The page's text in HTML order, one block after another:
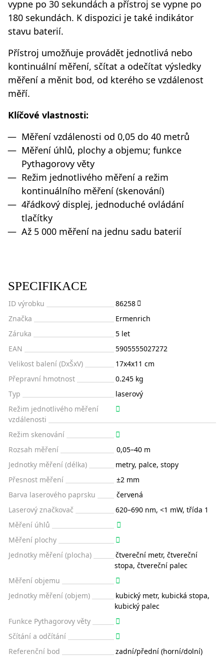
vypne po 30 sekundách a přístroj se vypne po
180 sekundách. K dispozici je také indikátor
stavu baterií.
Přístroj umožňuje provádět jednotlivá nebo
kontinuální měření, sčítat a odečítat výsledky
měření a měnit bod, od kterého se vzdálenost
měří.
Klíčové vlastnosti:
Měření vzdálenosti od 0,05 do 40 metrů
Měření úhlů, plochy a objemu; funkce
Pythagorovy věty
Režim jednotlivého měření a režim
kontinuálního měření (skenování)
4řádkový displej, jednoduché ovládání
tlačítky
Až 5 000 měření na jednu sadu baterií
SPECIFIKACE
ID výrobku
86258
Značka
Ermenrich
Záruka
5 let
EAN
5905555027272
Velikost balení (DxŠxV)
17x4x11 cm
Přepravní hmotnost
0.245 kg
Typ
laserový
Režim jednotlivého měření
vzdálenosti
Režim skenování
Rozsah měření
0,05–40 m
Jednotky měření (délka)
metry, palce, stopy
Přesnost měření
±2 mm
Barva laserového paprsku
červená
Laserový značkovač
620–690 nm, <1 mW, třída 1
Měření úhlů
Měření plochy
Jednotky měření (plocha)
čtvereční metr, čtvereční
stopa, čtvereční palec
Měření objemu
Jednotky měření (objem)
kubický metr, kubická stopa,
kubický palec
Funkce Pythagorovy věty
Sčítání a odčítání
Referenční bod
zadní/přední (horní/dolní)